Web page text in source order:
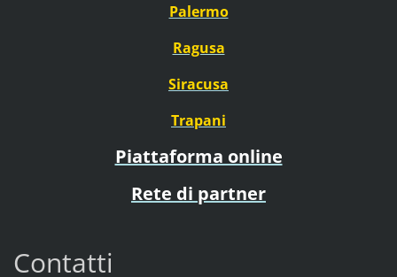
Palermo
Ragusa
Siracusa
Trapani
Piattaforma online
Rete di partner
Contatti